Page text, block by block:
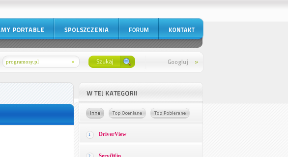
programosy.pl
1 DriverView
ServiWin